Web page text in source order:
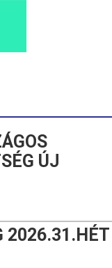
ÚJ
2026.31.HÉT